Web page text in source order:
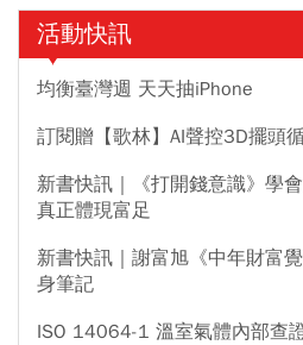
活動快訊
均衡臺灣週 天天抽iPhone
訂閱贈【歌林】AI聲控3D擺頭
新書快訊｜《打開錢意識》學
真正體現富足
新書快訊｜謝富旭《中年財富
身筆記
ISO 14064-1 溫室氣體內部查